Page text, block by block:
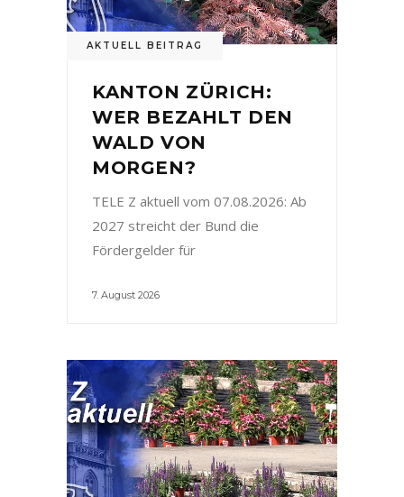
AKTUELL BEITRAG
KANTON ZÜRICH:
WER BEZAHLT DEN
WALD VON
MORGEN?
TELE Z aktuell vom 07.08.2026: Ab
2027 streicht der Bund die
Fördergelder für
7. August 2026